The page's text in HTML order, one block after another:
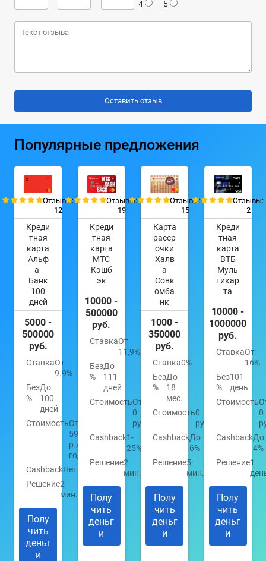
4 5
Популярные предложения
Отзывы:
12
Креди
тная
карта
Альф
а-
Банк
100
дней
5000 -
500000
руб.
СтавкаОт
9.9%
Без
%
До
100
дней
СтоимостьОт
590
р./
год
CashbackНет
Решение2
мин.
Полу
чить
деньг
и
Отзывы:
19
Креди
тная
карта
МТС
Кэшб
эк
10000 -
500000
руб.
СтавкаОт
11,9%
Без
%
До
111
дней
СтоимостьОт
0
руб.
Cashback1-
25%
Решение2
мин.
Полу
чить
деньг
и
Отзывы:
15
Карта
расср
очки
Халв
а
Совк
омба
нк
1000 -
350000
руб.
Ставка0%
Без
%
До
18
мес.
Стоимость0
руб.
CashbackДо
6%
Решение5
мин.
Полу
чить
деньг
и
Отзывы:
2
Креди
тная
карта
ВТБ
Муль
тикар
та
10000 -
1000000
руб.
СтавкаОт
16%
Без
%
101
день
Стоимость
0
CashbackДо
4%
Решение1
Полу
чить
деньг
и